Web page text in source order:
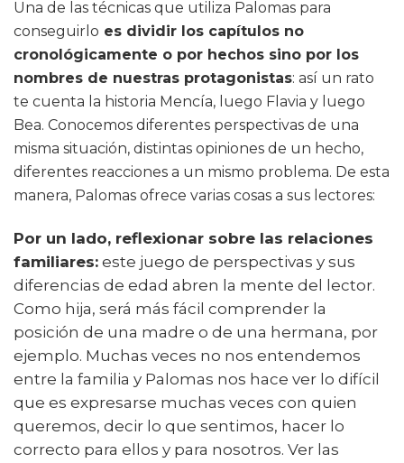
Una de las técnicas que utiliza Palomas para
conseguirlo es dividir los capítulos no
cronológicamente o por hechos sino por los
nombres de nuestras protagonistas: así un rato
te cuenta la historia Mencía, luego Flavia y luego
Bea. Conocemos diferentes perspectivas de una
misma situación, distintas opiniones de un hecho,
diferentes reacciones a un mismo problema. De esta
manera, Palomas ofrece varias cosas a sus lectores:
Por un lado, reflexionar sobre las relaciones
familiares: este juego de perspectivas y sus
diferencias de edad abren la mente del lector.
Como hija, será más fácil comprender la
posición de una madre o de una hermana, por
ejemplo. Muchas veces no nos entendemos
entre la familia y Palomas nos hace ver lo difícil
que es expresarse muchas veces con quien
queremos, decir lo que sentimos, hacer lo
correcto para ellos y para nosotros. Ver las